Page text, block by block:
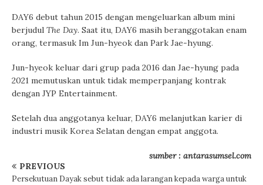
DAY6 debut tahun 2015 dengan mengeluarkan album mini
berjudul The Day. Saat itu, DAY6 masih beranggotakan enam
orang, termasuk Im Jun-hyeok dan Park Jae-hyung.
Jun-hyeok keluar dari grup pada 2016 dan Jae-hyung pada
2021 memutuskan untuk tidak memperpanjang kontrak
dengan JYP Entertainment.
Setelah dua anggotanya keluar, DAY6 melanjutkan karier di
industri musik Korea Selatan dengan empat anggota.
sumber : antarasumsel.com
PREVIOUS
Persekutuan Dayak sebut tidak ada larangan kepada warga untuk